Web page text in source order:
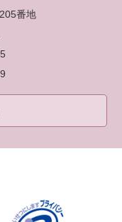
番地